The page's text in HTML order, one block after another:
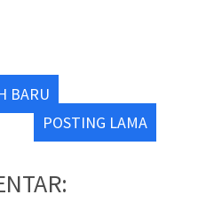
BARU
POSTING LAMA